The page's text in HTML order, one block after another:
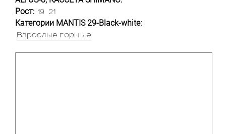
Рост: 19 21
Категории MANTIS 29-Black-white:
Взрослые горные